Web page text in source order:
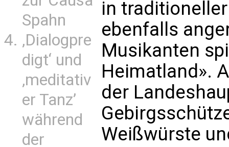
Spahn
‚Dialogpre
digt‘ und
‚meditativ
er Tanz’
während
der
in
ebenfalls
Musikanten
Heimatland».
der
Weißwürste